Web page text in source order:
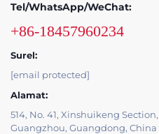
Tel/WhatsApp/WeChat:
+86-18457960234
Surel:
[email protected]
Alamat:
514, No. 41, Xinshuikeng
Guangzhou, Guangdong, China